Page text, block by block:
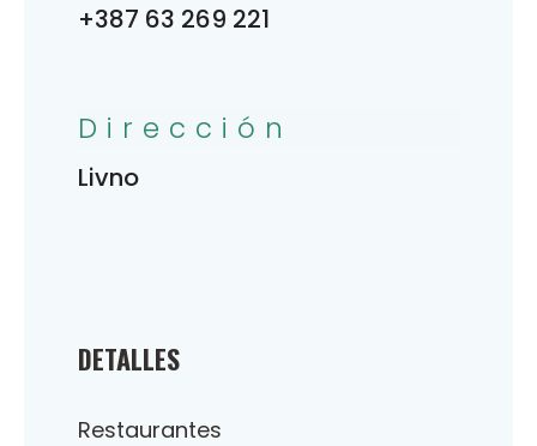
DETALLES
Restaurantes
+387 63 269 221
Dirección
Livno